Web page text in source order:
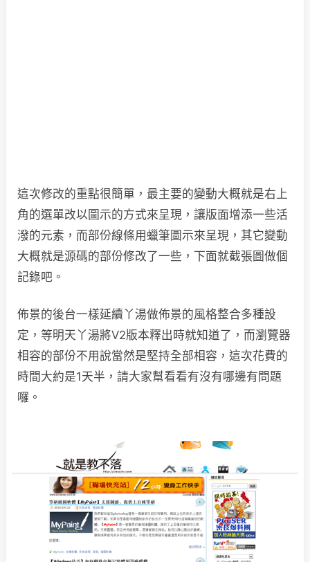
這次修改的重點很簡單，最主要的變動大概就是右上
角的選單改以圖示的方式來呈現，讓版面增添一些活
潑的元素，而部份線條用蠟筆圖示來呈現，其它變動
大概就是源碼的部份修改了一些，下面就截張圖做個
記錄吧。
佈景的後台一樣延續丫湯做佈景的風格整合多種設
定，等明天丫湯將V2版本釋出時就知道了，而瀏覽器
相容的部份不用說當然是堅持全部相容，這次花費的
時間大約是1天半，請大家幫看看有沒有哪邊有問題
囉。